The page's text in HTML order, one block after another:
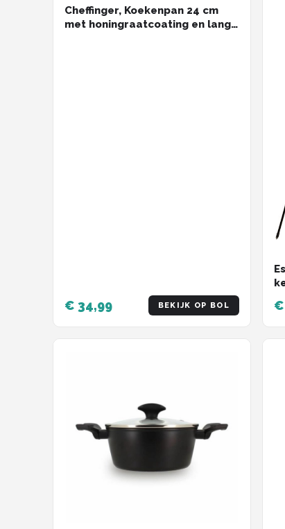
Cheffinger, Koekenpan 24 cm
met honingraatcoating en lange
€ 34,99 BEKIJK OP BOL €